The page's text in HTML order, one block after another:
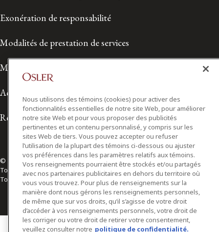
Exonération de responsabilité
Modalités de prestation de services
Modalités d'utilisation
Accessibilité
Relations avec les médias
© 2026 Osler, Hoskin & Harcourt S.E.N.C.R.L./s.r.l.
Tous droits réservés
Toronto | Montréal | Calgary | Vancouver | Ottawa | New York
Nous utilisons des témoins (cookies) pour activer des
fonctionnalités essentielles de notre site Web, pour améliorer
notre site Web et pour vous proposer des publicités
pertinentes et un contenu personnalisé, y compris sur les
sites Web de tiers. Vous pouvez accepter ou refuser
l’utilisation de la plupart des témoins ci-dessous ou ajuster
vos préférences dans les paramètres relatifs aux témoins.
Vos renseignements pourraient être stockés et/ou partagés
avec nos partenaires publicitaires en dehors du territoire où
vous vous trouvez. Pour plus de renseignements sur la
manière dont nous gérons les renseignements personnels,
de même que sur vos droits, qu’il s’agisse de votre droit
d’accéder à vos renseignements personnels, votre droit de
les corriger ou votre droit de retirer votre consentement,
veuillez consulter notre politique de confidentialité.